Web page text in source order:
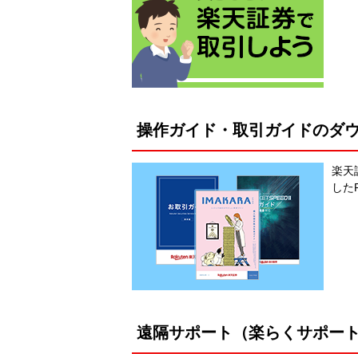
操作ガイド・取引ガイドのダ
楽天
し
遠隔サポート（楽らくサポー